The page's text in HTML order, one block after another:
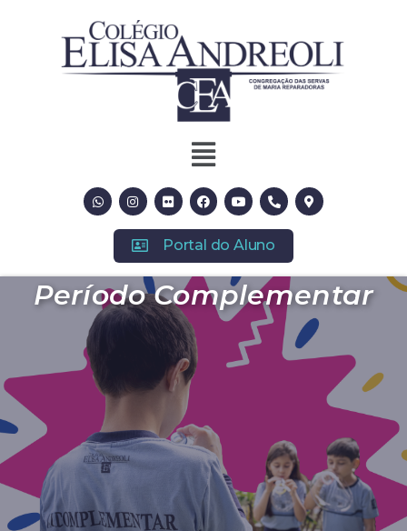
Portal do Aluno
Período Complementar